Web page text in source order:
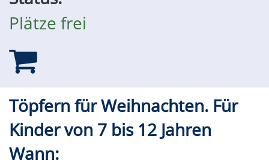
Plätze frei
Töpfern für Weihnachten. Für
Kinder von 7 bis 12 Jahren
Wann: